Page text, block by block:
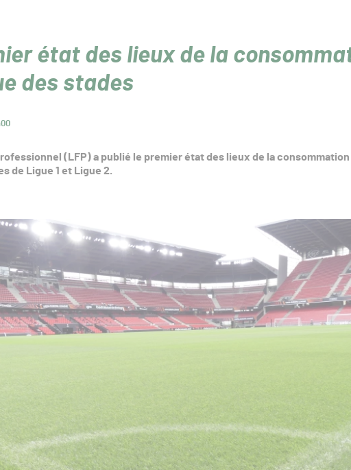
état des lieux de la
des stades
(LFP) a publié le premier état des lieux de la consommation
de Ligue 1 et Ligue 2.